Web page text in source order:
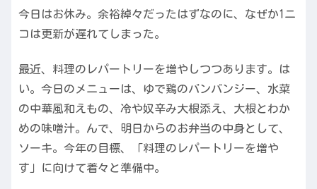
今日はお休み。余裕綽々だったはずなのに、なぜか1ニ
コは更新が遅れてしまった。
最近、料理のレパートリーを増やしつつあります。は
い。今日のメニューは、ゆで鶏のバンバンジー、水菜
の中華風和えもの、冷や奴辛み大根添え、大根とわか
めの味噌汁。んで、明日からのお弁当の中身として、
ソーキ。今年の目標、「料理のレパートリーを増や
す」に向けて着々と準備中。